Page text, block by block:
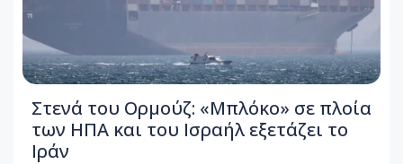
Στενά του Ορμούζ: «Μπλόκο» σε πλοία
των ΗΠΑ και του Ισραήλ εξετάζει το
Ιράν